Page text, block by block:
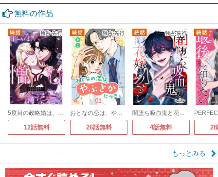
無料の作品
5度目の政略婚は、私を憎むあなたと
12話無料
おとなの恋は、やぶさかにつき。
26話無料
闇堕ち吸血鬼と花嫁のソアレ
4話無料
もっとみる